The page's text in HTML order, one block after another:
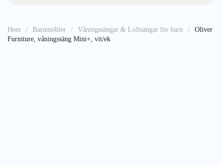
Hem Barnmöbler Våningssängar & Loftsängar för barn
Oliver
Furniture, våningssäng Mini+, vit/ek